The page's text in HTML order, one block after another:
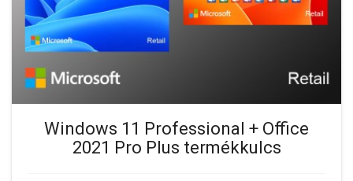
Windows 11 Professional + Office
2021 Pro Plus termékkulcs